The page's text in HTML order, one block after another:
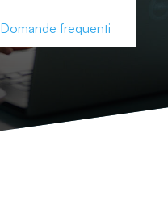
Domande frequenti